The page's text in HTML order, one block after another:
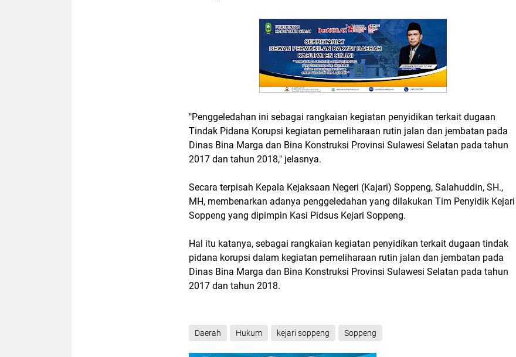
"Penggeledahan ini sebagai rangkaian kegiatan penyidikan terkait dugaan
Tindak Pidana Korupsi kegiatan pemeliharaan rutin jalan dan jembatan pada
Dinas Bina Marga dan Bina Konstruksi Provinsi Sulawesi Selatan pada tahun
2017 dan tahun 2018," jelasnya.
Secara terpisah Kepala Kejaksaan Negeri (Kajari) Soppeng, Salahuddin, SH.,
MH, membenarkan adanya penggeledahan yang dilakukan Tim Penyidik Kejari
Soppeng yang dipimpin Kasi Pidsus Kejari Soppeng.
Hal itu katanya, sebagai rangkaian kegiatan penyidikan terkait dugaan tindak
pidana korupsi dalam kegiatan pemeliharaan rutin jalan dan jembatan pada
Dinas Bina Marga dan Bina Konstruksi Provinsi Sulawesi Selatan pada tahun
2017 dan tahun 2018.
Daerah Hukum kejari soppeng Soppeng